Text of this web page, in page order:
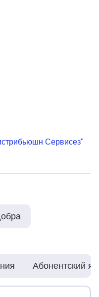
Сервисез"
Абонентский